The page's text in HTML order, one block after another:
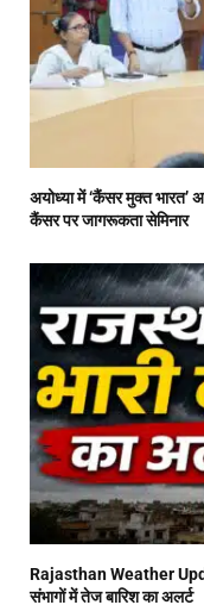
अयोध्या में ‘कैंसर मुक्त भारत’
कैंसर पर जागरूकता सेमिनार
Rajasthan Weather
संभागों में तेज बारिश का अलर्ट